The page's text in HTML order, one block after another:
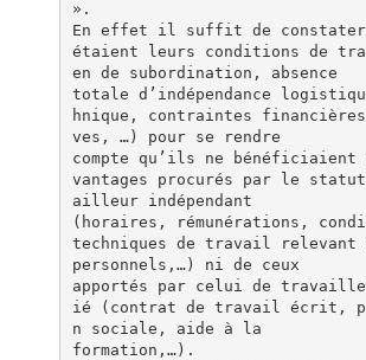
».
En effet il suffit de constater
étaient leurs conditions de
en de subordination, absence
totale d’indépendance
hnique, contraintes
ves, …) pour se rendre
compte qu’ils ne bénéficiaient
vantages procurés par le
ailleur indépendant
(horaires, rémunérations,
techniques de travail relevant
personnels,…) ni de ceux
apportés par celui de
ié (contrat de travail écrit,
n sociale, aide à la
formation,…).